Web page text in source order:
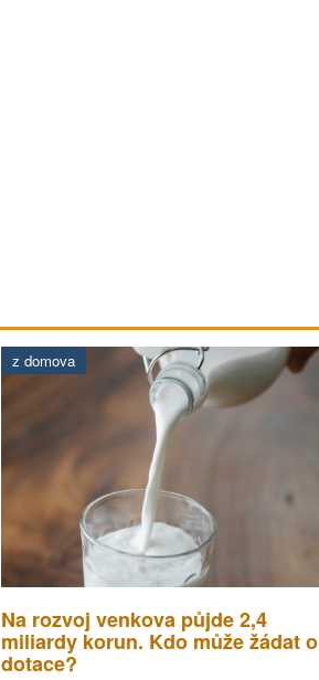
z domova
Na rozvoj venkova půjde 2,4
miliardy korun. Kdo může žádat o
dotace?